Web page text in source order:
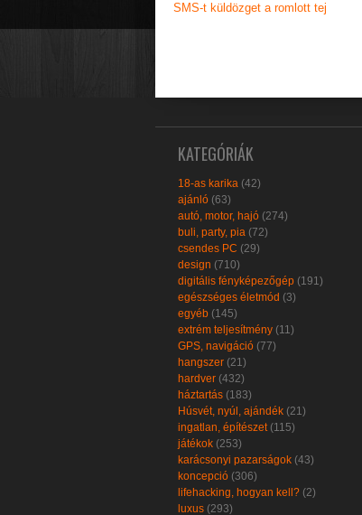
SMS-t küldözget a romlott tej
KATEGÓRIÁK
18-as karika (42)
ajánló (63)
autó, motor, hajó (274)
buli, party, pia (72)
csendes PC (29)
design (710)
digitális fényképezőgép (191)
egészséges életmód (3)
egyéb (145)
extrém teljesítmény (11)
GPS, navigáció (77)
hangszer (21)
hardver (432)
háztartás (183)
Húsvét, nyúl, ajándék (21)
ingatlan, építészet(115)
játékok (253)
karácsonyi pazarságok (43)
koncepció (306)
lifehacking, hogyan kell? (2)
luxus (293)